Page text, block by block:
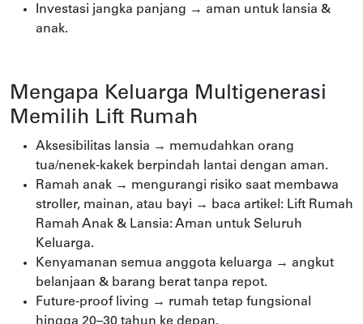
Investasi jangka panjang → aman untuk lansia &
anak.
Mengapa Keluarga Multigenerasi
Memilih Lift Rumah
Aksesibilitas lansia → memudahkan orang
tua/nenek-kakek berpindah lantai dengan aman.
Ramah anak → mengurangi risiko saat membawa
stroller, mainan, atau bayi → baca artikel: Lift Rumah
Ramah Anak & Lansia: Aman untuk Seluruh
Keluarga.
Kenyamanan semua anggota keluarga → angkut
belanjaan & barang berat tanpa repot.
Future-proof living → rumah tetap fungsional
hingga 20–30 tahun ke depan.